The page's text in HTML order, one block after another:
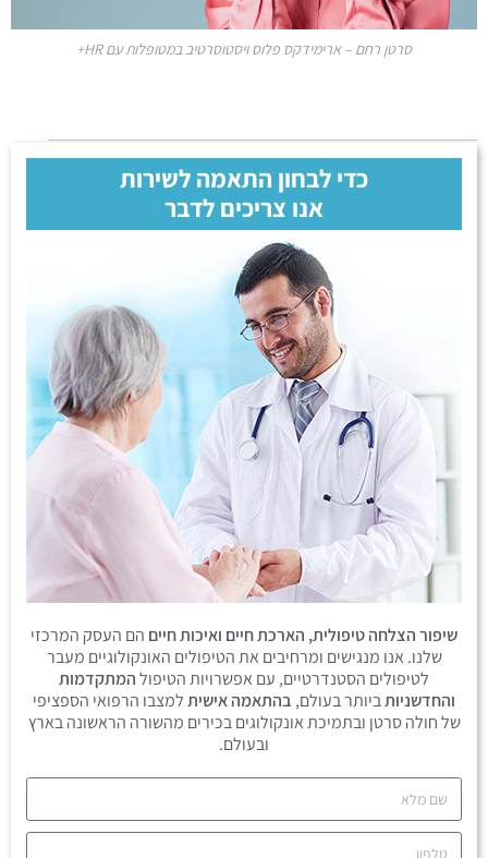
סרטן רחם – ארימידקס פלוס ויסטוסרטיב במטופלות עם HR+
כדי לבחון התאמה לשירות
אנו צריכים לדבר
שיפור הצלחה טיפולית, הארכת חיים ואיכות חיים הם העסק המרכזי
שלנו. אנו מנגישים ומרחיבים את הטיפולים האונקולוגיים מעבר
לטיפולים הסטנדרטיים, עם אפשרויות הטיפולהמתקדמות
והחדשניותביותר בעולם, בהתאמה אישיתלמצבו הרפואי הספציפי
של חולה סרטן ובתמיכת אונקולוגים בכירים מהשורה הראשונה בארץ
ובעולם.